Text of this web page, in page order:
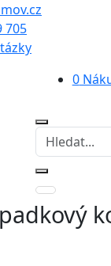
705
0